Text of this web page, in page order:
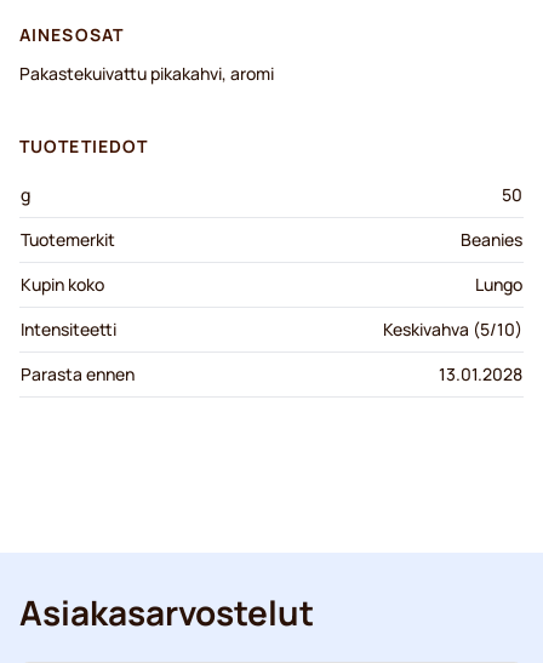
AINESOSAT
Pakastekuivattu pikakahvi, aromi
TUOTETIEDOT
g
50
Tuotemerkit
Beanies
Kupin koko
Lungo
Intensiteetti
Keskivahva (5/10)
Parasta ennen
13.01.2028
Asiakasarvostelut